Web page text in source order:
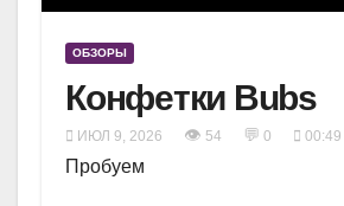
ОБЗОРЫ
Конфетки Bubs
ИЮЛ 9, 2026 👁 54 💬 0 00:49
Пробуем